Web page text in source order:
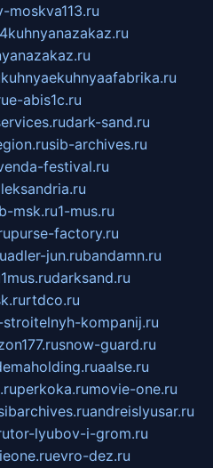
kuhnyaekuhnyaafabrika.ru
e-abis1c.ru
dark-sand.ru
sib-archives.ru
festival.ru
msk.ru1-mus.ru
purse-factory.ru
adler-jun.rubandamn.ru
1mus.rudarksand.ru
rtdco.ru
kompanij.ru
snow-guard.ru
aalse.ru
perkoka.rumovie-one.ru
andreislyusar.ru
tor-lyubov-i-grom.ru
evro-dez.ru